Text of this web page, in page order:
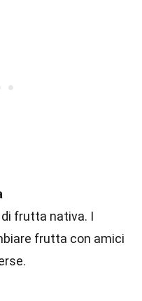
frutta nativa. I
frutta con amici